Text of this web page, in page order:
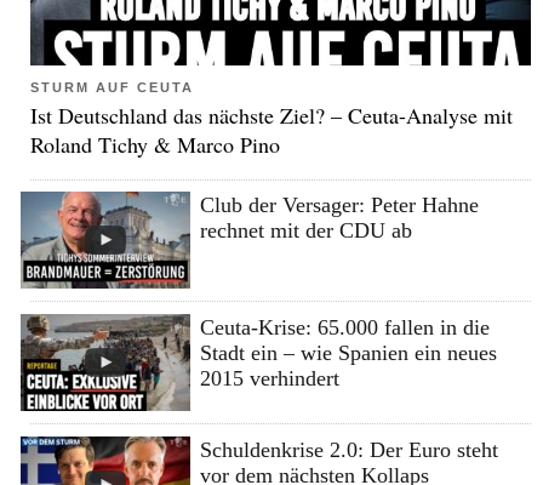
STURM AUF CEUTA
Ist Deutschland das nächste Ziel? – Ceuta-Analyse mit
Roland Tichy & Marco Pino
Club der Versager: Peter Hahne
rechnet mit der CDU ab
Ceuta-Krise: 65.000 fallen in die
Stadt ein – wie Spanien ein neues
2015 verhindert
Schuldenkrise 2.0: Der Euro steht
vor dem nächsten Kollaps